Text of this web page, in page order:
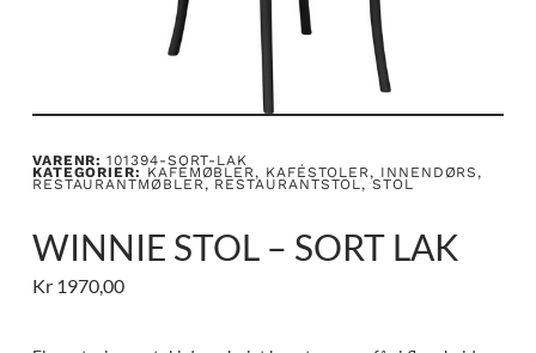
VARENR:101394-SORT-LAK
KATEGORIER: KAFÉMØBLER, KAFÉSTOLER, INNENDØRS,
RESTAURANTMØBLER, RESTAURANTSTOL,STOL
WINNIE STOL – SORT LAK
Kr1970,00